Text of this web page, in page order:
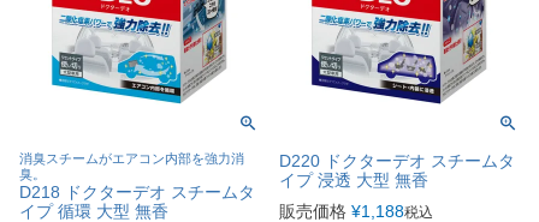
消臭スチームがエアコン内部を強力消
臭。
D218 ドクターデオ スチームタ
イプ 循環 大型 無香
D220 ドクターデオ スチームタ
イプ 浸透 大型 無香
販売価格 ¥1,188税込